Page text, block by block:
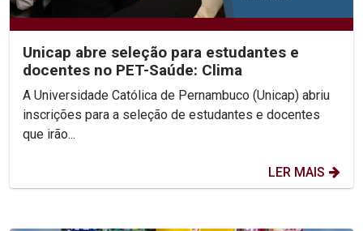
Unicap abre seleção para estudantes e
docentes no PET-Saúde: Clima
A Universidade Católica de Pernambuco (Unicap) abriu
inscrições para a seleção de estudantes e docentes
que irão...
LER MAIS